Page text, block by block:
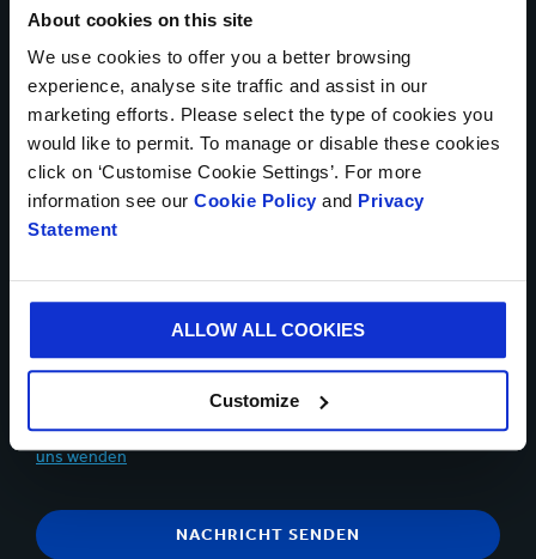
About cookies on this site
We use cookies to offer you a better browsing
experience, analyse site traffic and assist in our
marketing efforts. Please select the type of cookies you
would like to permit. To manage or disable these cookies
click on ‘Customise Cookie Settings’. For more
information see our Cookie Policy and Privacy
Statement
ALLOW ALL COOKIES
Customize
Daten Upload
Bis zu 5 Dateien können hochgeladen werden. Maximal (5MB)
pro Datei
Sie können sich jederzeit über den Abmeldelink in der
Recht, der Verarbeitung Ihrer personenbezogenen Daten zu
Direktmarketingzwecken zu widersprechen,indem Sie sich an
uns wenden